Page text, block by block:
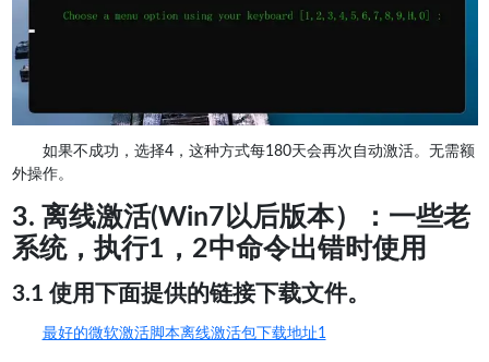
如果不成功，选择4，这种方式每180天会再次自动激活。无需额
外操作。
3. 离线激活(Win7以后版本）：一些老
系统，执行1，2中命令出错时使用
3.1 使用下面提供的链接下载文件。
最好的微软激活脚本离线激活包下载地址1